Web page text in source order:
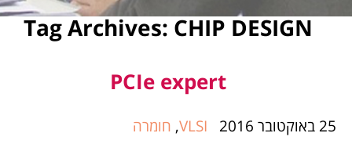
Tag Archives: CHIP DESIGN
PCIe expert
25 באוקטובר 2016 VLSI
, חומרה